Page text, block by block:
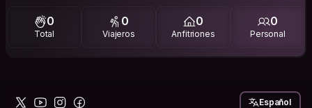
0
Total
0
Viajeros
0
Anfitriones
0
Personal
Español